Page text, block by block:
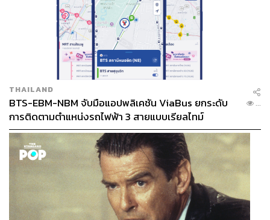
THAILAND
BTS-EBM-NBM จับมือแอปพลิเคชัน ViaBus ยกระดับ
การติดตามตำแหน่งรถไฟฟ้า 3 สายแบบเรียลไทม์
...